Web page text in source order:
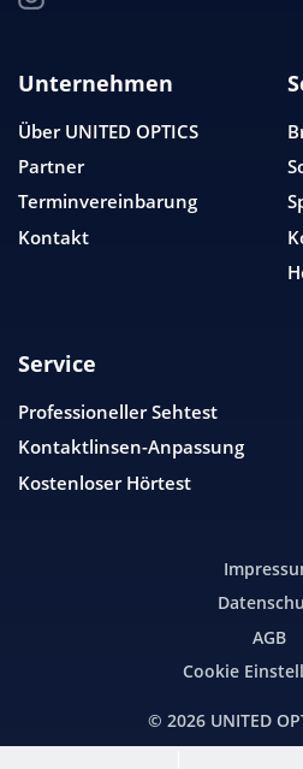
Unternehmen
Über UNITED OPTICS
Partner
Terminvereinbarung
Kontakt
Service
Professioneller Sehtest
Kontaktlinsen-Anpassung
Kostenloser Hörtest
AGB
Cookie
© 2026 UNITED